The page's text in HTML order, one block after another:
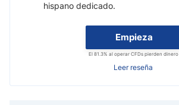
Empieza
El 81.3% al operar CFDs pierden dinero
Leer reseña
hispano dedicado.